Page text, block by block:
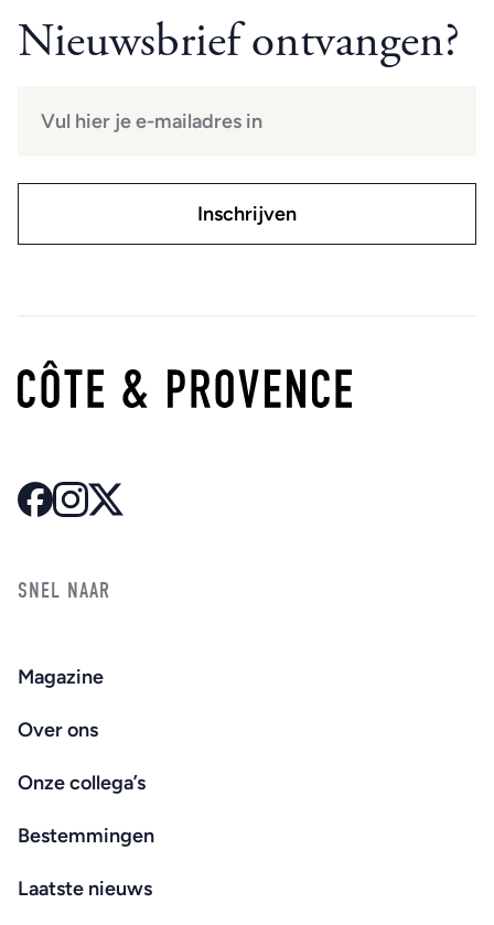
Nieuwsbrief ontvangen?
SNEL NAAR
Magazine
Over ons
Onze collega’s
Bestemmingen
Laatste nieuws